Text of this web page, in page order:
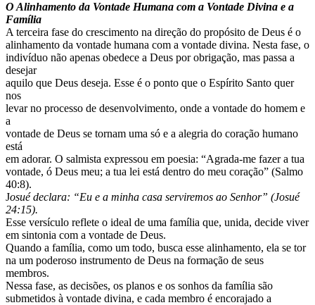
O Alinhamento da Vontade Humana com a Vontade Divina e a
Família
A terceira fase do crescimento na direção do propósito de Deus é o
alinhamento da vontade humana com a vontade divina. Nesta fase, o
indivíduo não apenas obedece a Deus por obrigação, mas passa a
desejar
aquilo que Deus deseja. Esse é o ponto que o Espírito Santo quer
nos
levar no processo de desenvolvimento, onde a vontade do homem e
a
vontade de Deus se tornam uma só e a alegria do coração humano
está
em adorar. O salmista expressou em poesia: “Agrada-me fazer a tua
vontade, ó Deus meu; a tua lei está dentro do meu coração” (Salmo
40:8).
Josué declara: “Eu e a minha casa serviremos ao Senhor” (Josué
24:15).
Esse versículo reflete o ideal de uma família que, unida, decide viver
em sintonia com a vontade de Deus.
Quando a família, como um todo, busca esse alinhamento, ela se tor
na um poderoso instrumento de Deus na formação de seus
membros.
Nessa fase, as decisões, os planos e os sonhos da família são
submetidos à vontade divina, e cada membro é encorajado a